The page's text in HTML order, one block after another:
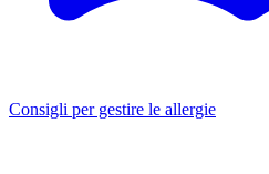
Consigli per gestire le allergie